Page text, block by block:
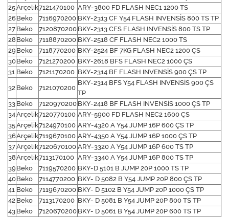
25Arçelik7121470100 ARY-3800 FD FLASH NEC1 1200 TS
26Beko 7116970200 BKY-2313 CF Y54 FLASH INVENSİS 800 TS TP
27 Beko 7120870200 BKY-2313 CFS FLASH INVENSİS 800 TS TP
28 Beko 7118870200 BKY-2518 CF FLASH NEC2 1000 TS
29 Beko 7118770200 BKY-2524 BF 7KG FLASH NEC2 1200 ÇS
30Beko 7121270200 BKY-2618 BFS FLASH NEC2 1000 ÇS
31 Beko 7121170200 BKY-2314 BF FLASH INVENSİS 900 ÇS TP
32 Beko 7121070200
BKY-2314 BFS Y54 FLASH INVENSİS 900 ÇS
TP
33 Beko 7120970200 BKY-2418 BF FLASH INVENSİS 1000 ÇS TP
34Arçelik7120770100 ARY-5900 FD FLASH NEC2 1600 ÇS
35Arçelik7124970100 ARY-4320 A Y54 JUMP 16P 600 ÇS TP
36Arçelik7119670100 ARY-4350 A Y54 JUMP 16P 1000 ÇS TP
37Arçelik7120670100 ARY-3320 A Y54 JUMP 16P 600 TS TP
38Arçelik7113170100 ARY-3340 A Y54 JUMP 16P 800 TS TP
39 Beko 7119570200 BKY-D 5101 B JUMP 20P 1000 TS TP
40Beko 7114770200 BKY- D 5082 B Y54 JUMP 20P 800 ÇS TP
41 Beko 7119670200 BKY- D 5102 B Y54 JUMP 20P 1000 ÇS TP
42 Beko 7113170200 BKY- D 5081 B Y54 JUMP 20P 800 TS TP
43 Beko 7120670200 BKY- D 5061 B Y54 JUMP 20P 600 TS TP